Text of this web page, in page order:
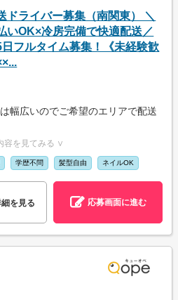
ドライバー募集（南関東） ＼
いOK×冷房完備で快適配送／
日フルタイム募集！《未経験歓
幅広いのでご希望のエリアで配送
容を見てみる ∨
学歴不問 髪型自由 ネイルOK
を見る 応募画面に進む